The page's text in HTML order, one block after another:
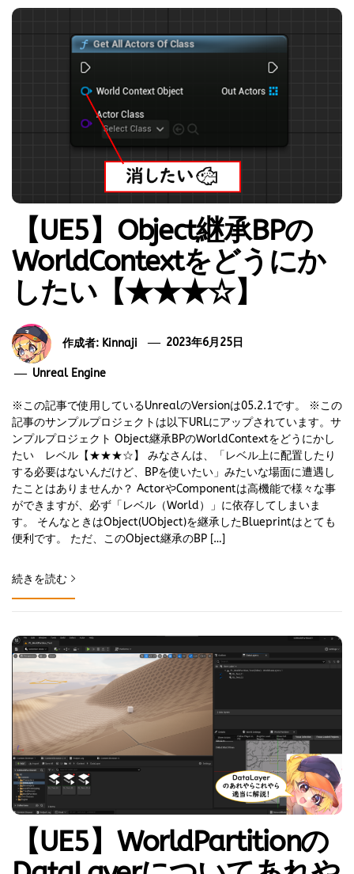
【UE5】Object継承BPの
WorldContextをどうにか
したい【★★★☆】
作成者: Kinnaji 2023年6月25日
Unreal Engine
※この記事で使用しているUnrealのVersionは05.2.1です。 ※この
記事のサンプルプロジェクトは以下URLにアップされています。サ
ンプルプロジェクト Object継承BPのWorldContextをどうにかし
たい レベル【★★★☆】 みなさんは、「レベル上に配置したり
する必要はないんだけど、BPを使いたい」みたいな場面に遭遇し
たことはありませんか？ ActorやComponentは高機能で様々な事
ができますが、必ず「レベル（World）」に依存してしまいま
す。 そんなときはObject(UObject)を継承したBlueprintはとても
便利です。 ただ、このObject継承のBP […]
続きを読む
【UE5】WorldPartitionの